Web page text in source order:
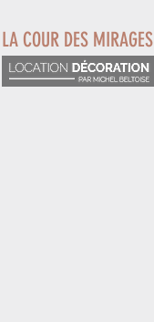
LA COUR DES MIRAGES